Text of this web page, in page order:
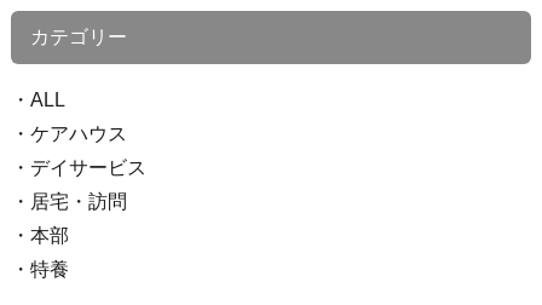
カテゴリー
ALL
ケアハウス
デイサービス
居宅・訪問
本部
特養